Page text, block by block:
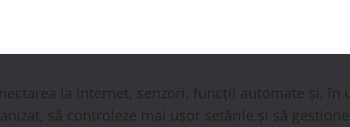
la internet, senzori, funcții automate și, în
să controleze mai ușor setările și să